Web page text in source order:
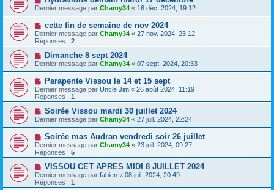
Dernier message par Chamy34 « 16 déc. 2024, 19:12
cette fin de semaine de nov 2024
Dernier message par Chamy34 « 27 nov. 2024, 23:12
Réponses : 2
Dimanche 8 sept 2024
Dernier message par Chamy34 « 07 sept. 2024, 20:33
Parapente Vissou le 14 et 15 sept
Dernier message par Uncle Jim « 26 août 2024, 11:19
Réponses : 1
Soirée Vissou mardi 30 juillet 2024
Dernier message par Chamy34 « 27 juil. 2024, 22:24
Soirée mas Audran vendredi soir 26 juillet
Dernier message par Chamy34 « 23 juil. 2024, 09:27
Réponses : 5
VISSOU CET APRES MIDI 8 JUILLET 2024
Dernier message par fabien « 08 juil. 2024, 20:49
Réponses : 1